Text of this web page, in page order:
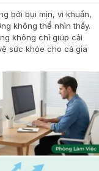
bởi bụi mịn, vi khuẩn,
không thể nhìn thấy.
không chỉ giúp cải
sức khỏe cho cả gia